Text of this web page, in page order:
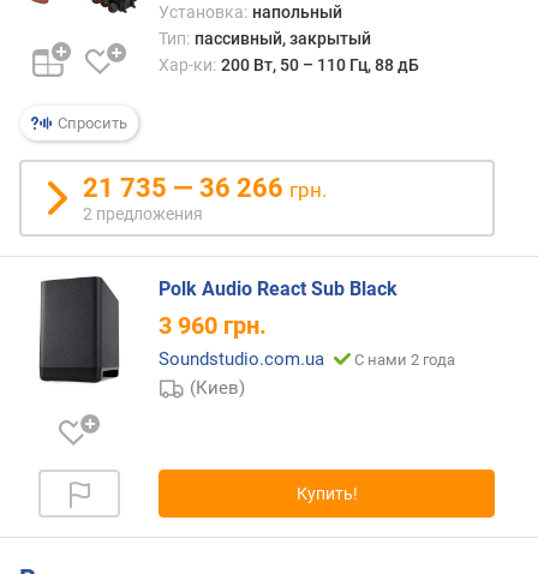
а
к
.
о
е
н
у
о
Спросить
Установка: напольный
Тип: пассивный, закрытый
Хар-ки: 200 Вт, 50 – 110 Гц, 88 дБ
21 735 — 36 266 грн.
2 предложения
Polk Audio React Sub Black
3 960 грн.
Soundstudio.com.ua С нами 2 года
(Киев)
Купить!